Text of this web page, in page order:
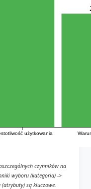
użytkowania
czynników na
wyboru (kategoria) ->
są kluczowe.